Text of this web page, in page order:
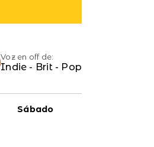
Voz en off de:
Indie - Brit - Pop
Sábado